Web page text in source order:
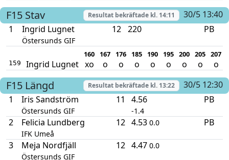
F15 Stav Resultat bekräftade kl. 14:11
30/5 13:40
1
Ingrid Lugnet
Östersunds GIF
12 220 PB
160 167 176 185 190 195 200 205 207
159 Ingrid Lugnet xo o o o o o o o o
F15 Längd Resultat bekräftade kl. 13:22
30/5 12:30
1
Iris Sandström
Östersunds GIF
11 4.56
-1.4
PB
2 Felicia Lundberg
IFK Umeå
12 4.53 0.0 PB
3 Meja Nordfjäll
Östersunds GIF
12 4.47 0.0